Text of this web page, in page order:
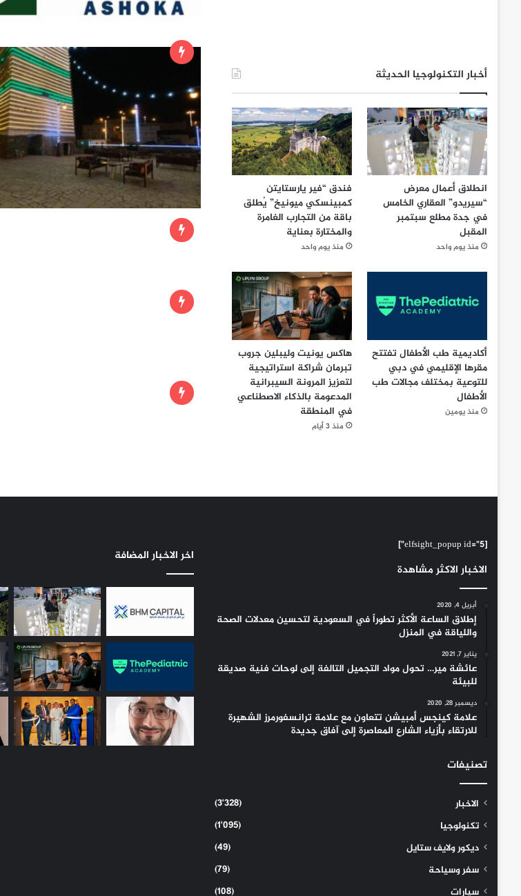
أخبار التكنولوجيا الحديثة
انطلاق أعمال معرض
“سيريدو” العقاري الخامس
في جدة مطلع سبتمبر
المقبل
منذ يوم واحد
فندق “فير يارستايتن
كمبينسكي ميونيخ” يُطلق
باقة من التجارب الغامرة
والمختارة بعناية
منذ يوم واحد
أكاديمية طب الأطفال تفتتح
مقرها الإقليمي في دبي
للتوعية بمختلف مجالات طب
الأطفال
منذ يومين
هاكس يونيت وليبلين جروب
تبرمان شراكة استراتيجية
لتعزيز المرونة السيبرانية
المدعومة بالذكاء الاصطناعي
في المنطقة
منذ 3 أيام
[elfsight_popup id="5"]
الاخبار الاكثر مشاهدة
أبريل 4, 2020
إطلاق الساعة الأكثر تطوراً في السعودية لتحسين معدلات الصحة
واللياقة في المنزل
يناير 7, 2021
عائشة مير… تحول مواد التجميل التالفة إلى لوحات فنية صديقة
للبيئة
ديسمبر 28, 2020
علامة كينجس أمبيشن تتعاون مع علامة ترانسفورمرز الشهيرة
للارتقاء بأزياء الشارع المعاصرة إلى آفاق جديدة
تصنيفات
الاخبار
(3٬328)
تكنولوجيا
(1٬095)
ديكور ولايف ستايل
(49)
سفر وسياحة
(79)
سيارات
(108)
اخر الاخبار المضافة